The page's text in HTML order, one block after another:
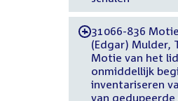
-31066-836
(Edgar) Mulder,
Motie van het
onmiddellijk
inventariseren
van gedupeerde